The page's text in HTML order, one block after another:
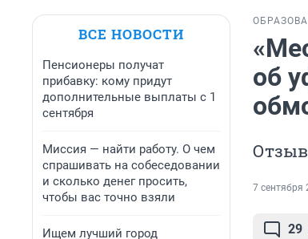
ВСЕ НОВОСТИ
Пенсионеры получат
прибавку: кому придут
дополнительные выплаты с 1
сентября
Миссия — найти работу. О чем
спрашивать на собеседовании
и сколько денег просить,
чтобы вас точно взяли
Ищем лучший город
об
7 сентября
29